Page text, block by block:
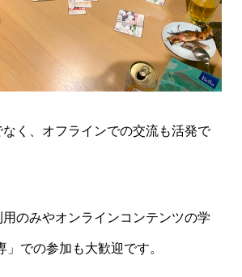
く、オフラインでの交流も活発で
用のみやオンラインコンテンツの学
」での参加も大歓迎です。